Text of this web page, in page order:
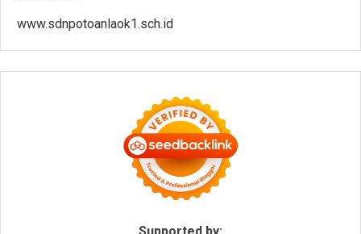
www.sdnpotoanlaok1.sch.id
Supported by: